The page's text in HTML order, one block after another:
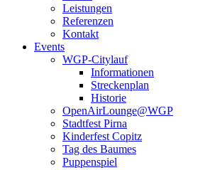
Leistungen
Referenzen
Kontakt
Events
WGP-Citylauf
Informationen
Streckenplan
Historie
OpenAirLounge@WGP
Stadtfest Pirna
Kinderfest Copitz
Tag des Baumes
Puppenspiel